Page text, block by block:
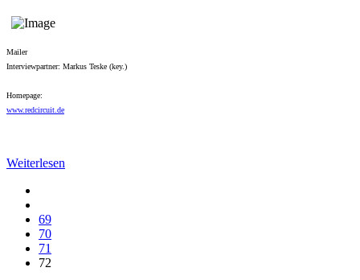
Mailer
Interviewpartner: Markus Teske (key.)
Homepage:
www.redcircuit.de
Weiterlesen
69
70
71
72